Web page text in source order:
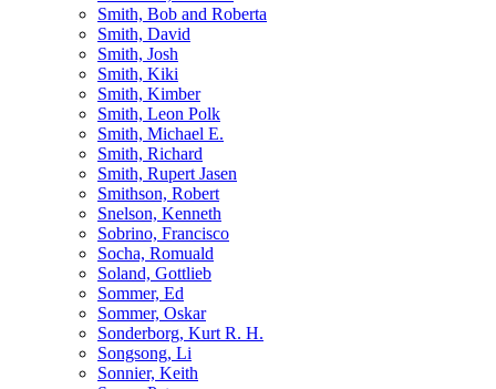
Smith, Bob and Roberta
Smith, David
Smith, Josh
Smith, Kiki
Smith, Kimber
Smith, Leon Polk
Smith, Michael E.
Smith, Richard
Smith, Rupert Jasen
Smithson, Robert
Snelson, Kenneth
Sobrino, Francisco
Socha, Romuald
Soland, Gottlieb
Sommer, Ed
Sommer, Oskar
Sonderborg, Kurt R. H.
Songsong, Li
Sonnier, Keith